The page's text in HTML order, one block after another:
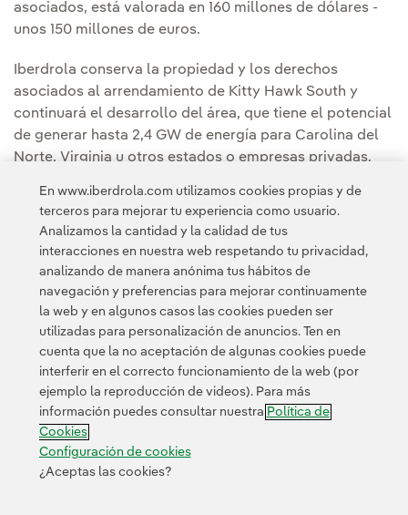
asociados, está valorada en 160 millones de dólares -
unos 150 millones de euros.
Iberdrola conserva la propiedad y los derechos
asociados al arrendamiento de Kitty Hawk South y
continuará el desarrollo del área, que tiene el potencial
de generar hasta 2,4 GW de energía para Carolina del
Norte, Virginia u otros estados o empresas privadas.
Puedes leer la noticia completa en laSala de
comunicación de Avangrid.
Contacta Política de Privacidad Información legal
Política de cookies Configuración de cookies Accesibilidad
Canal de denuncias
© 2026 Iberdrola, S.A. Reservados todos los derechos.
En www.iberdrola.com utilizamos cookies propias y de
terceros para mejorar tu experiencia como usuario.
Analizamos la cantidad y la calidad de tus
interacciones en nuestra web respetando tu privacidad,
analizando de manera anónima tus hábitos de
navegación y preferencias para mejorar continuamente
la web y en algunos casos las cookies pueden ser
utilizadas para personalización de anuncios. Ten en
cuenta que la no aceptación de algunas cookies puede
interferir en el correcto funcionamiento de la web (por
ejemplo la reproducción de videos). Para más
información puedes consultar nuestra Política de
Cookies
Configuración de cookies
¿Aceptas las cookies?